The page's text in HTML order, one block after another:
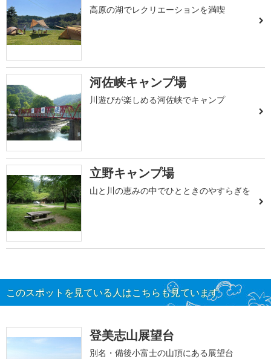
高原の湖でレクリエーションを満喫
河佐峡キャンプ場
川遊びが楽しめる河佐峡でキャンプ
立野キャンプ場
山と川の恵みの中でひとときのやすらぎを
このスポットを見ている人はこちらも見ています
登美志山展望台
別名・備後小富士の山頂にある展望台